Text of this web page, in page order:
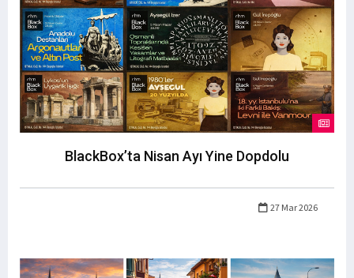
BlackBox’ta Nisan Ayı Yine Dopdolu
27 Mar 2026